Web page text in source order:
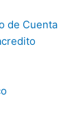
de Cuenta